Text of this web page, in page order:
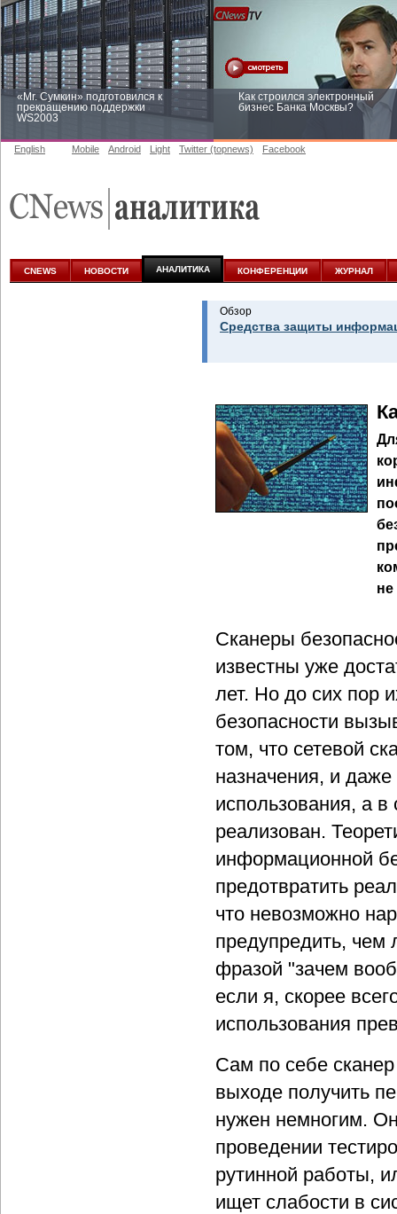
«Mr. Сумкин» подготовился к
прекращению поддержки
WS2003
Как строился электронный
бизнес Банка Москвы?
аналитике
English Mobile Android Light Twitter (topnews) Facebook
CNEWS НОВОСТИ АНАЛИТИКА КОНФЕРЕНЦИИ ЖУРНАЛ
Обзор
Средства защиты
Сканеры
известны уже
лет. Но до сих пор
безопасности
том, что сетевой
назначения, и даже
использования, а
реализован.
информационной
предотвратить
что невозможно
предупредить, чем
фразой "зачем
если я, скорее
использования
Сам по себе
выходе получить
нужен немногим.
проведении
рутинной работы,
ищет слабости в